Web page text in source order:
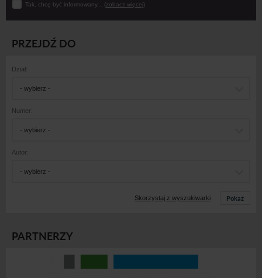
Tak, chcę być informowany... (zobacz więcej)
PRZEJDŹ DO
Dział:
- wybierz -
Numer:
- wybierz -
Autor:
- wybierz -
Skorzystaj z wyszukiwarki Pokaż
PARTNERZY